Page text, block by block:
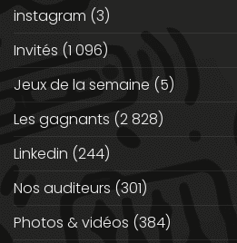
instagram (3)
Invités (1 096)
Jeux de la semaine (5)
Les gagnants (2 828)
Linkedin (244)
Nos auditeurs (301)
Photos & vidéos (384)